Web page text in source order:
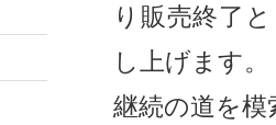
り販売終了
し上げます。
継続の道を